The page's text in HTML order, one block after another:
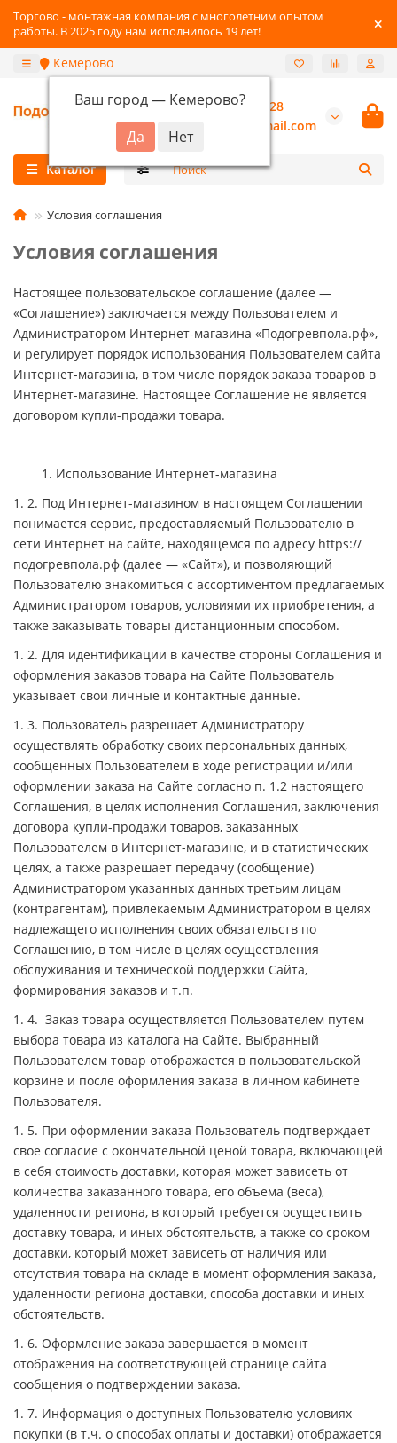
Торгово - монтажная компания с многолетним опытом
работы. В 2025 году нам исполнилось 19 лет!
Кемерово
Ваш город — Кемерово?
+7-3842-216-528
burannsk@gmail.com
Каталог
Условия соглашения
Условия соглашения
Настоящее пользовательское соглашение (далее —
«Соглашение») заключается между Пользователем и
Администратором Интернет-магазина «Подогревпола.рф»,
и регулирует порядок использования Пользователем сайта
Интернет-магазина, в том числе порядок заказа товаров в
Интернет-магазине. Настоящее Соглашение не является
договором купли-продажи товара.
1. Использование Интернет-магазина
1. 2. Под Интернет-магазином в настоящем Соглашении
понимается сервис, предоставляемый Пользователю в
сети Интернет на сайте, находящемся по адресу https://
подогревпола.рф (далее — «Сайт»), и позволяющий
Пользователю знакомиться с ассортиментом предлагаемых
Администратором товаров, условиями их приобретения, а
также заказывать товары дистанционным способом.
1. 2. Для идентификации в качестве стороны Соглашения и
оформления заказов товара на Сайте Пользователь
указывает свои личные и контактные данные.
1. 3. Пользователь разрешает Администратору
осуществлять обработку своих персональных данных,
сообщенных Пользователем в ходе регистрации и/или
оформлении заказа на Сайте согласно п. 1.2 настоящего
Соглашения, в целях исполнения Соглашения, заключения
договора купли-продажи товаров, заказанных
Пользователем в Интернет-магазине, и в статистических
целях, а также разрешает передачу (сообщение)
Администратором указанных данных третьим лицам
(контрагентам), привлекаемым Администратором в целях
надлежащего исполнения своих обязательств по
Соглашению, в том числе в целях осуществления
обслуживания и технической поддержки Сайта,
формирования заказов и т.п.
1. 4. Заказ товара осуществляется Пользователем путем
выбора товара из каталога на Сайте. Выбранный
Пользователем товар отображается в пользовательской
корзине и после оформления заказа в личном кабинете
Пользователя.
1. 5. При оформлении заказа Пользователь подтверждает
свое согласие с окончательной ценой товара, включающей
в себя стоимость доставки, которая может зависеть от
количества заказанного товара, его объема (веса),
удаленности региона, в который требуется осуществить
доставку товара, и иных обстоятельств, а также со сроком
доставки, который может зависеть от наличия или
отсутствия товара на складе в момент оформления заказа,
удаленности региона доставки, способа доставки и иных
обстоятельств.
1. 6. Оформление заказа завершается в момент
отображения на соответствующей странице сайта
сообщения о подтверждении заказа.
1. 7. Информация о доступных Пользователю условиях
покупки (в т.ч. о способах оплаты и доставки) отображается